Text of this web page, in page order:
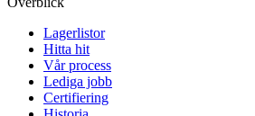
Lagerlistor
Hitta hit
Vår process
Lediga jobb
Certifiering